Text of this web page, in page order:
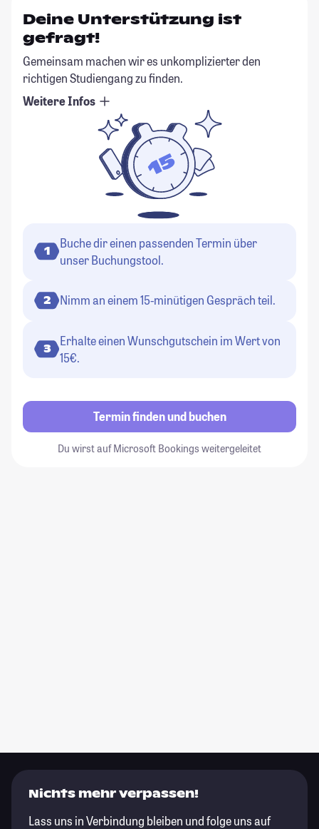
Deine Unterstützung ist
gefragt!
Gemeinsam machen wir es unkomplizierter den
richtigen Studiengang zu finden.
Weitere Infos
1
Buche dir einen passenden Termin über
unser Buchungstool.
2 Nimm an einem 15-minütigen Gespräch teil.
3
Erhalte einen Wunschgutschein im Wert von
15€.
Termin finden und buchen
Du wirst auf Microsoft Bookings weitergeleitet
Nichts mehr verpassen!
Lass uns in Verbindung bleiben und folge uns auf